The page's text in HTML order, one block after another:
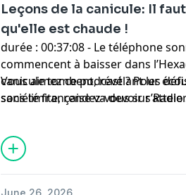
Leçons de la canicule: Il
qu'elle est chaude !
durée : 00:37:08 - Le téléphone
commencent à baisser dans
canicule tombent, révélant les
société française va devoir
Vous aimez ce podcast ? Pour
sans limite, rendez-vous sur
June 26, 2026